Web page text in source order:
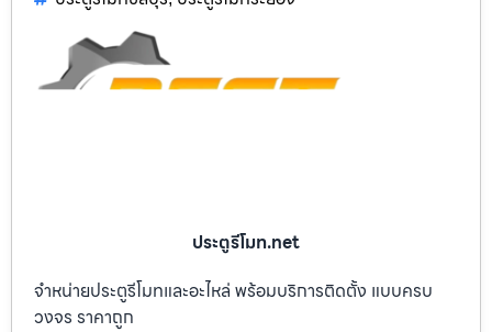
ประตูรีโมท.net
จำหน่ายประตูรีโมทและอะไหล่ พร้อมบริการติดตั้ง แบบครบ
วงจร ราคาถูก